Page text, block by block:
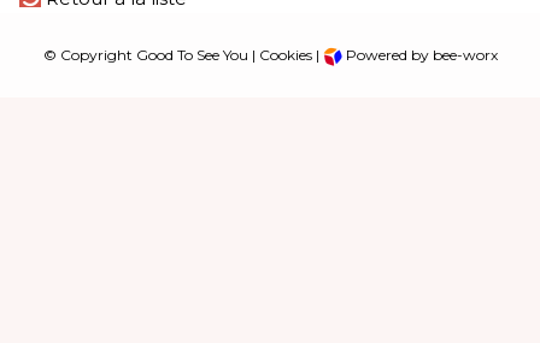
© Copyright Good To See You | Cookies| Powered by bee-worx